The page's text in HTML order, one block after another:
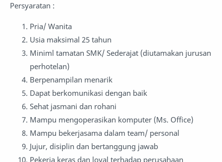
Persyaratan :
Pria/ Wanita
Usia maksimal 25 tahun
Miniml tamatan SMK/ Sederajat (diutamakan jurusan
perhotelan)
Berpenampilan menarik
Dapat berkomunikasi dengan baik
Sehat jasmani dan rohani
Mampu mengoperasikan komputer (Ms. Office)
Mampu bekerjasama dalam team/ personal
Jujur, disiplin dan bertanggung jawab
Pekerja keras dan loyal terhadap perusahaan